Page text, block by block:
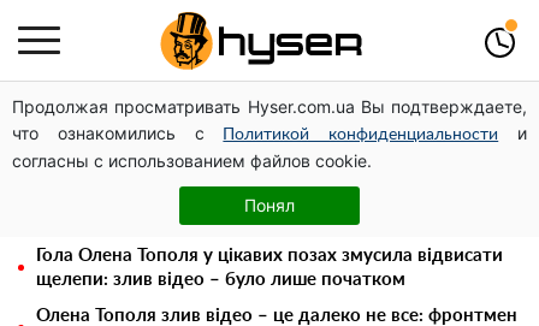
Продолжая просматривать Hyser.com.ua Вы подтверждаете,
что ознакомились с
Политикой конфиденциальности
и
согласны с использованием файлов cookie.
Понял
Чи може Поштова площа стати головною точкою
входу до історичного Києва
Дрони із націнкою: Олександр Конотопський вивів
мільйони оборонного бюджету через фіктивну фірму в
Гола Олена Тополя у цікавих позах змусила відвисати
щелепи: злив відео – було лише початком
Олена Тополя злив відео – це далеко не все: фронтмен